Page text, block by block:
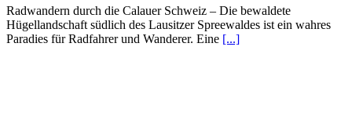
Radwandern durch die Calauer Schweiz – Die bewaldete
Hügellandschaft südlich des Lausitzer Spreewaldes ist ein wahres
Paradies für Radfahrer und Wanderer. Eine [...]